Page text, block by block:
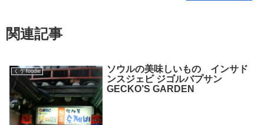
関連記事
くう foodie
ソウルの美味しいもの インサド
ンスジェビ ジゴルバプサン
GECKO’S GARDEN